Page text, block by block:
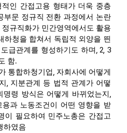
인 간접고용 형태가 더욱 중층
부문 정규직 전환 과정에서 논란
규직화가 민간영역에서도 활용
하청을 합쳐서 독립적 외양을 띈
급관계를 형성하기도 하며 , 2, 3
함.
통합하청기업, 자회사에 어떻게
, 지분관계 등 법적 관계가 어떻
명령 방식은 어떻게 바뀌었는지 ,
과 노동조건이 어떤 영향을 받
이 필요하여 민주노총은 간접고
하였음